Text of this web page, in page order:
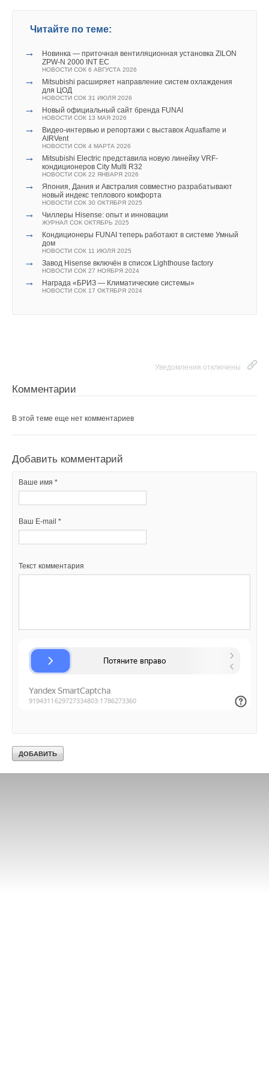
Читайте по теме:
→
Новинка — приточная вентиляционная установка ZILON
ZPW-N 2000 INT EC
НОВОСТИ СОК 6 АВГУСТА 2026
→
Mitsubishi расширяет направление систем охлаждения
для ЦОД
НОВОСТИ СОК 31 ИЮЛЯ 2026
→ Новый официальный сайт бренда FUNAI
НОВОСТИ СОК 13 МАЯ 2026
→
Видео-интервью и репортажи с выставок Aquaflame и
AIRVent
НОВОСТИ СОК 4 МАРТА 2026
→
Mitsubishi Electric представила новую линейку VRF-
кондиционеров City Multi R32
НОВОСТИ СОК 22 ЯНВАРЯ 2026
→
Япония, Дания и Австралия совместно разрабатывают
новый индекс теплового комфорта
НОВОСТИ СОК 30 ОКТЯБРЯ 2025
→ Чиллеры Hisense: опыт и инновации
ЖУРНАЛ СОК ОКТЯБРЬ 2025
→
Кондиционеры FUNAI теперь работают в системе Умный
дом
НОВОСТИ СОК 11 ИЮЛЯ 2025
→ Завод Hisense включён в список Lighthouse factory
НОВОСТИ СОК 27 НОЯБРЯ 2024
→ Награда «БРИЗ — Климатические системы»
НОВОСТИ СОК 17 ОКТЯБРЯ 2024
Уведомления отключены
Комментарии
В этой теме еще нет комментариев
Добавить комментарий
Ваше имя *
Ваш E-mail *
Текст комментария
→ НОВАЯ ПАРТИЯ МОДУЛЬНЫХ ЧИЛЛЕРОВ ENERGOLUX
НОВОСТИ СОК 28 ИЮЛЯ 2020
НОВОСТИ СОК 28 ИЮЛЯ 2020
Уведомления отключены
Комментарии
Добавить комментарий
Ваше имя *
Ваш E-mail *
Добавить комментарий
Ваше имя *
Ваш E-mail *
Текст комментария